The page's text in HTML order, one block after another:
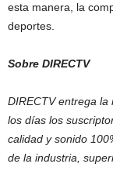
esta manera, la
deportes.
Sobre DIRECTV
DIRECTV entrega
los días los
calidad y sonido
de la industria,